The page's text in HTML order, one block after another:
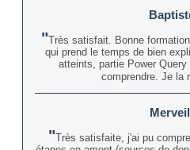
Très satisfait. Bonne
qui prend le temps de bien
atteints, partie Power
comprendre. Je la
Très satisfaite, j'ai pu